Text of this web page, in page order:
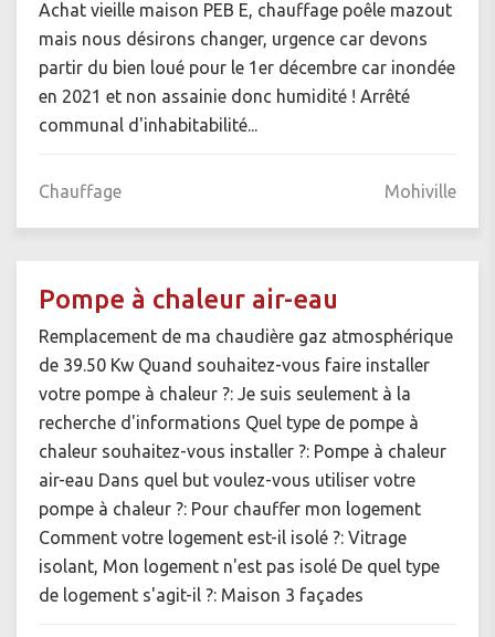
Achat vieille maison PEB E, chauffage poêle mazout
mais nous désirons changer, urgence car devons
partir du bien loué pour le 1er décembre car inondée
en 2021 et non assainie donc humidité ! Arrêté
communal d'inhabitabilité...
Chauffage Mohiville
Pompe à chaleur air-eau
Remplacement de ma chaudière gaz atmosphérique
de 39.50 Kw Quand souhaitez-vous faire installer
votre pompe à chaleur ?: Je suis seulement à la
recherche d'informations Quel type de pompe à
chaleur souhaitez-vous installer ?: Pompe à chaleur
air-eau Dans quel but voulez-vous utiliser votre
pompe à chaleur ?: Pour chauffer mon logement
Comment votre logement est-il isolé ?: Vitrage
isolant, Mon logement n'est pas isolé De quel type
de logement s'agit-il ?: Maison 3 façades